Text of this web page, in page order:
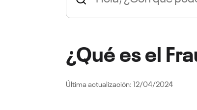
¿Qué es el
12/04/2024